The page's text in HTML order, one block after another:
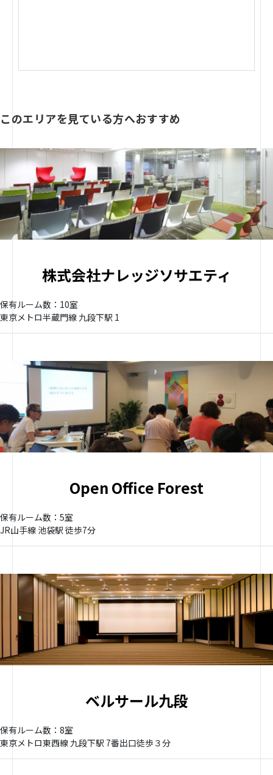
このエリアを見ている方へおすすめ
株式会社ナレッジソサエティ
保有ルーム数：10室
東京メトロ半蔵門線 九段下駅 1
Open Office Forest
保有ルーム数：5室
JR山手線 池袋駅 徒歩7分
ベルサール九段
保有ルーム数：8室
東京メトロ東西線 九段下駅 7番出口徒歩３分